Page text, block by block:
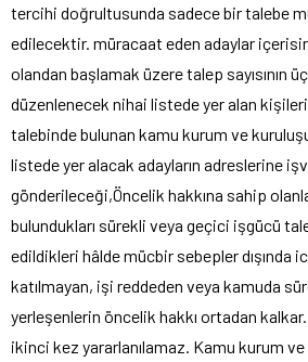
tercihi doğrultusunda sadece bir talebe
edilecektir. müracaat eden adaylar
olandan başlamak üzere talep sayısının
düzenlenecek nihai listede yer alan
talebinde bulunan kamu kurum ve
listede yer alacak adayların adreslerine
gönderileceği,Öncelik hakkına sahip
bulundukları sürekli veya geçici işgücü
edildikleri hâlde mücbir sebepler dışında
katılmayan, işi reddeden veya kamuda
yerleşenlerin öncelik hakkı ortadan
ikinci kez yararlanılamaz. Kamu kurum ve